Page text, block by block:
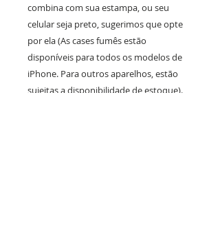
combina com sua estampa, ou seu
celular seja preto, sugerimos que opte
por ela (As cases fumês estão
disponíveis para todos os modelos de
iPhone. Para outros aparelhos, estão
sujeitas a disponibilidade de estoque).